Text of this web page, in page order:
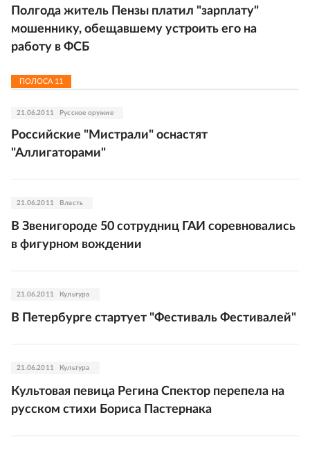
Полгода житель Пензы платил "зарплату"
мошеннику, обещавшему устроить его на
работу в ФСБ
ПОЛОСА 11
21.06.2011 Русское оружие
Российские "Мистрали" оснастят
"Аллигаторами"
21.06.2011 Власть
В Звенигороде 50 сотрудниц ГАИ соревновались
в фигурном вождении
21.06.2011 Культура
В Петербурге стартует "Фестиваль Фестивалей"
21.06.2011 Культура
Культовая певица Регина Спектор перепела на
русском стихи Бориса Пастернака